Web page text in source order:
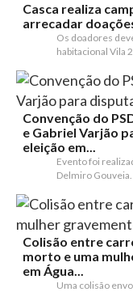
Casca realiza
arrecadar
Os doadores
habitacional Vila
Convenção do
e Gabriel Varjão
eleição em...
Evento foi
Delmiro Gouveia.
Colisão entre
morto e uma
em Água...
Uma colisão